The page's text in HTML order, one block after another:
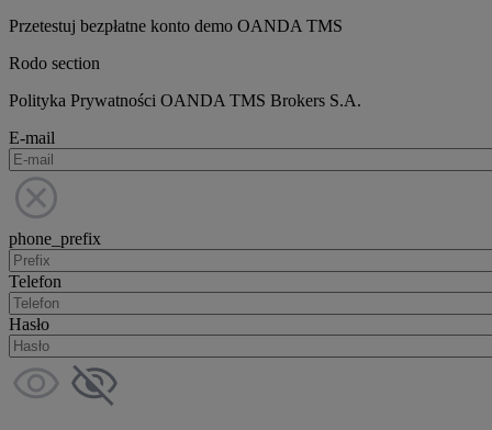
Przetestuj bezpłatne konto demo OANDA TMS
Rodo section
Polityka Prywatności OANDA TMS Brokers S.A.
E-mail
phone_prefix
Telefon
Hasło